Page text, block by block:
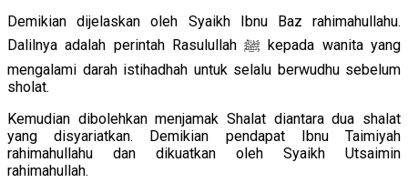
Demikian dijelaskan oleh Syaikh Ibnu Baz rahimahullahu.
Dalilnya adalah perintah Rasulullah ﷺ kepada wanita yang
mengalami darah istihadhah untuk selalu berwudhu sebelum
sholat.
Kemudian dibolehkan menjamak Shalat diantara dua shalat
yang disyariatkan. Demikian pendapat Ibnu Taimiyah
rahimahullahu dan dikuatkan oleh Syaikh Utsaimin
rahimahullah.